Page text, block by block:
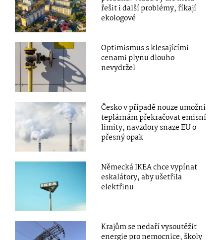
řešit i další problémy, říkají
ekologové
Optimismus s klesajícími
cenami plynu dlouho
nevydržel
Česko v případě nouze umožní
teplárnám překračovat emisní
limity, navzdory snaze EU o
přesný opak
Německá IKEA chce vypínat
eskalátory, aby ušetřila
elektřinu
Krajům se nedaří vysoutěžit
energie pro nemocnice, školy